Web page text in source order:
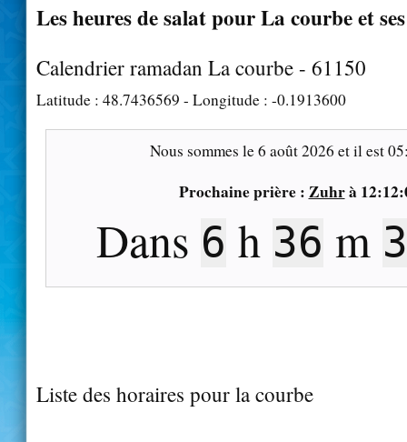
Les heures de salat pour La courbe et
Calendrier ramadan La courbe - 61150
Latitude : 48.7436569 - Longitude : -0.1913600
Nous sommes le6 août 2026 et il est
Prochaine prière : Zuhrà
Dans 6 h 36 m
Liste des horaires pour la courbe